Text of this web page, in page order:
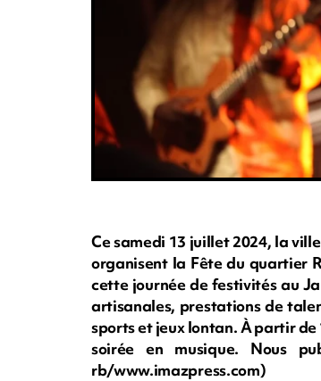
Ce samedi 13 juillet 2024, la
organisent la Fête du quartier
cette journée de festivités au
artisanales, prestations de
sports et jeux lontan. À partir
soirée en musique. Nous
rb/www.imazpress.com)